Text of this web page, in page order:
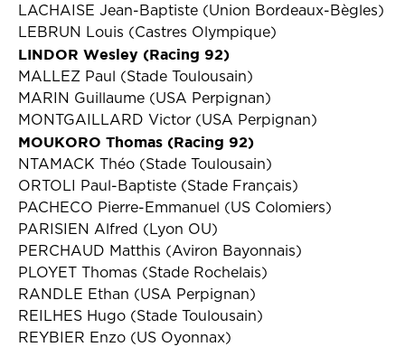
LACHAISE Jean-Baptiste (Union Bordeaux-Bègles)
LEBRUN Louis (Castres Olympique)
LINDOR Wesley (Racing 92)
MALLEZ Paul (Stade Toulousain)
MARIN Guillaume (USA Perpignan)
MONTGAILLARD Victor (USA Perpignan)
MOUKORO Thomas (Racing 92)
NTAMACK Théo (Stade Toulousain)
ORTOLI Paul-Baptiste (Stade Français)
PACHECO Pierre-Emmanuel (US Colomiers)
PARISIEN Alfred (Lyon OU)
PERCHAUD Matthis (Aviron Bayonnais)
PLOYET Thomas (Stade Rochelais)
RANDLE Ethan (USA Perpignan)
REILHES Hugo (Stade Toulousain)
REYBIER Enzo (US Oyonnax)